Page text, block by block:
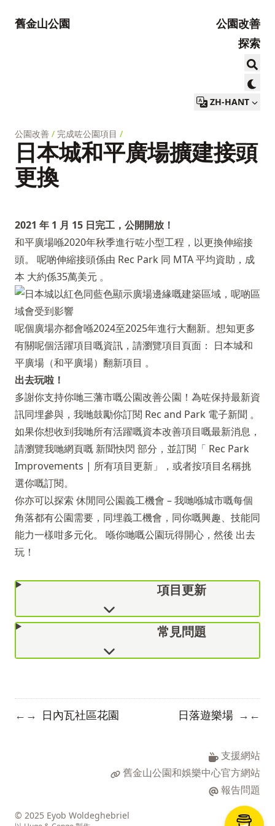
舊金山公園
公園改善
探索
ZH-HANT
公園改善 / 完成咗公園項目 /
日本城和平廣場擴建接頭
更換
2021 年 1 月 15 日完工，公開開放！
和平廣場喺2020年秋季進行咗小型工程，以更換伸縮接
頭。 呢啲伸縮接頭係由 Rec Park 同 MTA 平均資助，成
本 大約係35萬美元 。
呢個廣場亦都會喺2024至2025年進行大翻新。想知更多
有關呢個活躍項目嘅資訊，請瀏覽項目頁面： 日本城和
平廣場（和平廣場）翻新項目 。
出去玩啦！
多謝你支持你哋三藩市嘅公園改善公園！為咗保持最新資
訊同埋參與，我哋鼓勵你訂閱 Rec and Park 電子新聞 。
如果你想收到我哋所有活躍嘅資本改善項目嘅最新消息，
請瀏覽我哋網頁嘅 新聞快閃 部分，並訂閱「 Rec Park
Improvements | 所有項目更新」，或者按項目名稱挑
選你嘅訂閱。
你亦可以探索 休閒同公園義工機會 – 我哋喺城市嘅每個
角落都有公園需要，同埋義工機會，同你嘅興趣、技能同
能力一樣咁多元化。 喺你哋嘅公園玩得開心，然後 出去
玩！
項目更新
常見問題
← → 日內瓦社區花園 日落遊樂場 → ←
支援網站
舊金山公園和娛樂中心官方網站
報告問題
© 2025 Eyob Woldeghebriel